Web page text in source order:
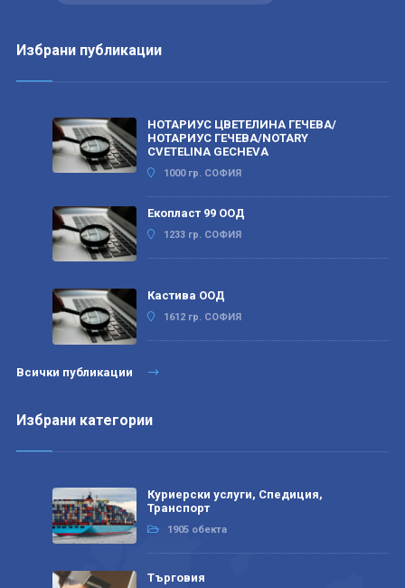
Избрани публикации
НОТАРИУС ЦВЕТЕЛИНА ГЕЧЕВА/
НОТАРИУС ГЕЧЕВА/NOTARY
CVETELINA GECHEVA
1000 гр. СОФИЯ
Екопласт 99 ООД
1233 гр. СОФИЯ
Кастива ООД
1612 гр. СОФИЯ
Всички публикации
Избрани категории
Куриерски услуги, Спедиция,
Транспорт
1905 обекта
Търговия